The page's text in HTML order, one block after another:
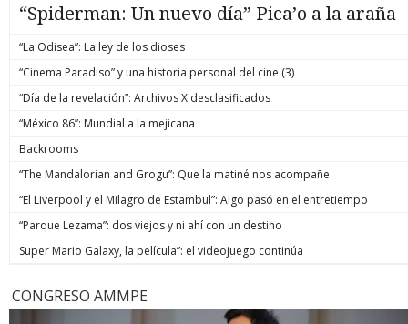
“Spiderman: Un nuevo día” Pica’o a la araña
“La Odisea”: La ley de los dioses
“Cinema Paradiso” y una historia personal del cine (3)
“Día de la revelación”: Archivos X desclasificados
“México 86”: Mundial a la mejicana
Backrooms
“The Mandalorian and Grogu”: Que la matiné nos acompañe
“El Liverpool y el Milagro de Estambul”: Algo pasó en el entretiempo
“Parque Lezama”: dos viejos y ni ahí con un destino
Super Mario Galaxy, la película”: el videojuego continúa
CONGRESO AMMPE